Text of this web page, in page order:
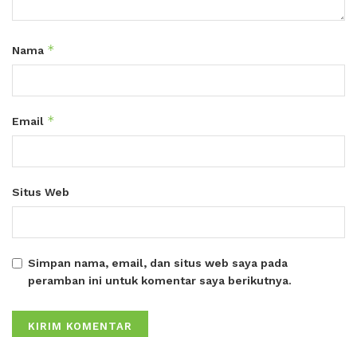
Nama *
Email *
Situs Web
Simpan nama, email, dan situs web saya pada
peramban ini untuk komentar saya berikutnya.